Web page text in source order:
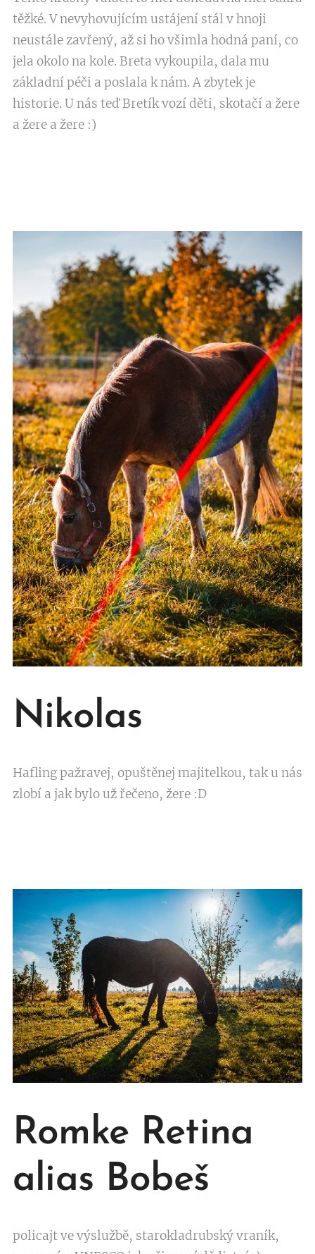
těžké. V nevyhovujícím ustájení stál v hnoji
neustále zavřený, až si ho všimla hodná paní, co
jela okolo na kole. Breta vykoupila, dala mu
základní péči a poslala k nám. A zbytek je
historie. U nás teď Bretík vozí děti, skotačí a žere
a žere a žere :)
Nikolas
Hafling pažravej, opuštěnej majitelkou, tak u nás
zlobí a jak bylo už řečeno, žere :D
Romke Retina
alias Bobeš
policajt ve výslužbě, starokladrubský vraník,